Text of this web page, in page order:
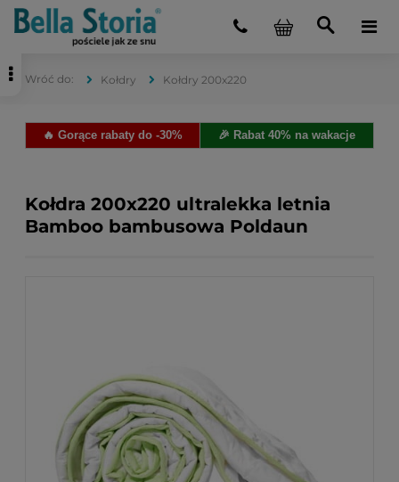
Kołdry Kołdry 200x220
🔥 Gorące rabaty do -30% 🎉 Rabat 40% na wakacje
Kołdra 200x220 ultralekka letnia
Bamboo bambusowa Poldaun